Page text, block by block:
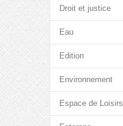
Droit et justice
Eau
Edition
Environnement
Espace de Loisirs